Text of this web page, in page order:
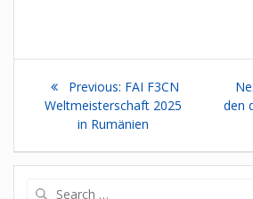
Beitragsnavigation
Previous: Previous
post:
FAI F3CN
Weltmeisterschaft 2025
in Rumänien
den